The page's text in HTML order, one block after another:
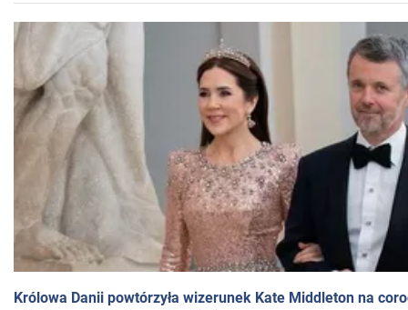
Królowa Danii powtórzyła wizerunek Kate Middleton na